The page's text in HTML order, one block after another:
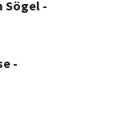
Sögel -
-